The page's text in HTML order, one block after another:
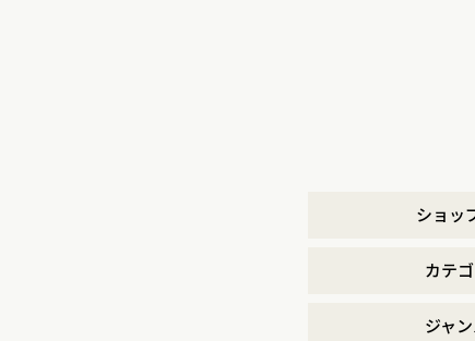
ショッ
カテ
ジャ